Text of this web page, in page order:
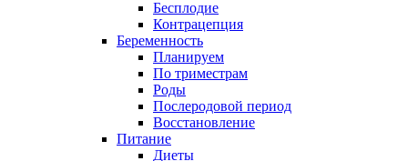
Бесплодие
Контрацепция
Беременность
Планируем
По триместрам
Роды
Послеродовой период
Восстановление
Питание
Диеты